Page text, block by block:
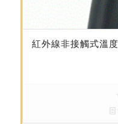
紅外線非接觸式溫